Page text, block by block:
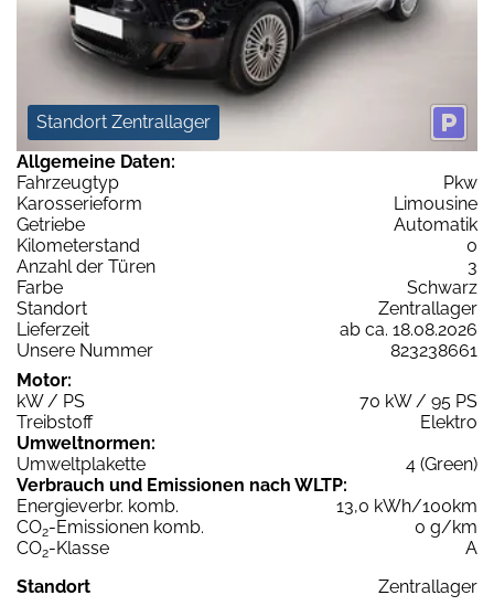
Standort Zentrallager
Allgemeine Daten:
Fahrzeugtyp
Pkw
Karosserieform
Limousine
Getriebe
Automatik
Kilometerstand
0
Anzahl der Türen
3
Farbe
Schwarz
Standort
Zentrallager
Lieferzeit
ab ca. 18.08.2026
Unsere Nummer
823238661
Motor:
kW / PS
70 kW / 95 PS
Treibstoff
Elektro
Umweltnormen:
Umweltplakette
4 (Green)
Verbrauch und Emissionen nach WLTP:
Energieverbr. komb.
13,0 kWh/100km
CO2-Emissionen komb.
0 g/km
CO2-Klasse
A
Standort
Zentrallager